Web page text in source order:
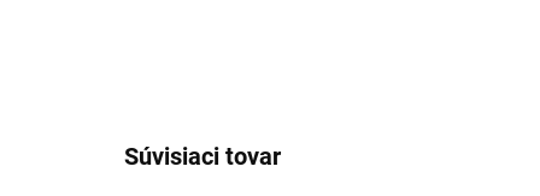
Súvisiaci tovar